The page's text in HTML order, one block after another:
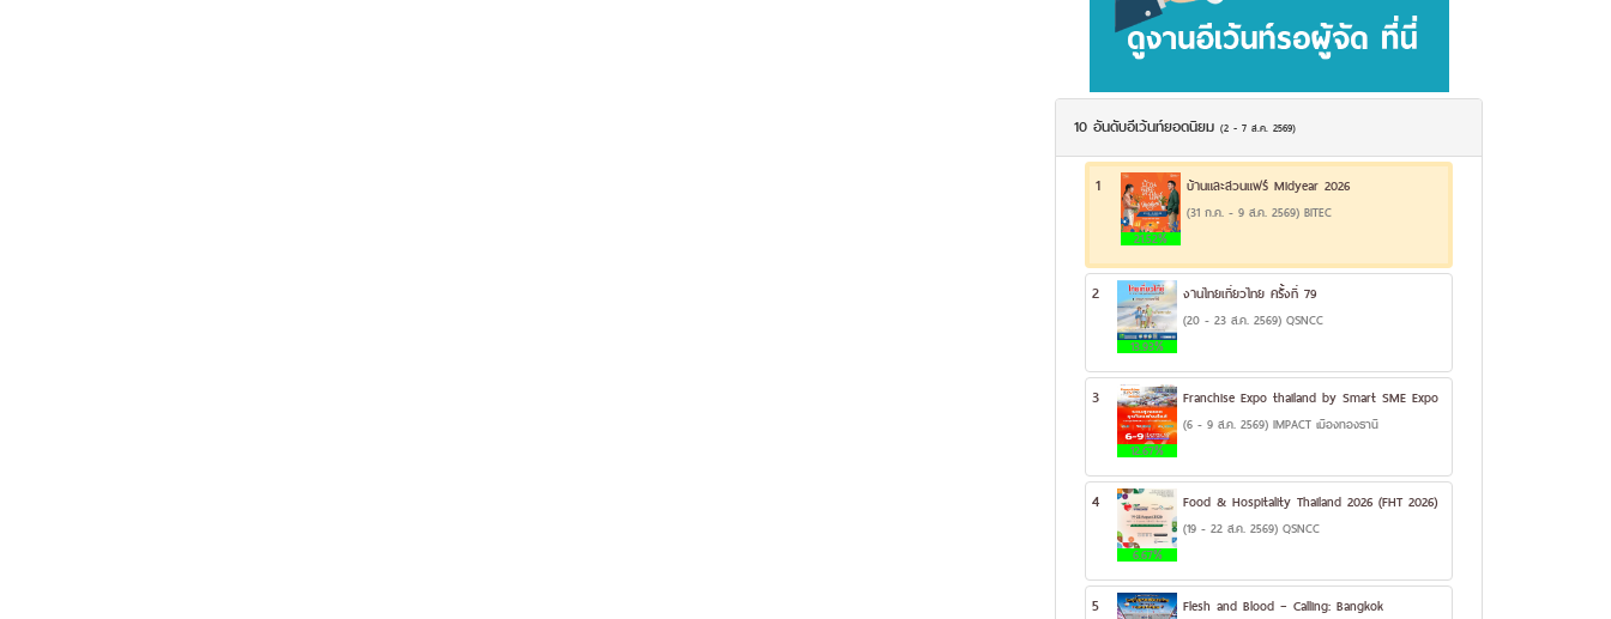
10 อันดับอีเว้นท์ยอดนิยม(2 - 7 ส.ค. 2569)
1
21.52%
บ้านและสวนแฟร์ Midyear 2026
(31 ก.ค. - 9 ส.ค. 2569) BITEC
2
13.93%
งานไทยเที่ยวไทย ครั้งที่ 79
(20 - 23 ส.ค. 2569) QSNCC
3
12.67%
Franchise Expo thailand by Smart SME Expo
(6 - 9 ส.ค. 2569) IMPACT เมืองทองธานี
4
6.67%
Food & Hospitality Thailand 2026 (FHT 2026)
(19 - 22 ส.ค. 2569) QSNCC
5 Flesh and Blood – Calling: Bangkok